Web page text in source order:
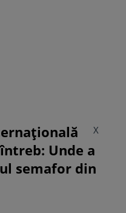
X
Unde a
semafor din